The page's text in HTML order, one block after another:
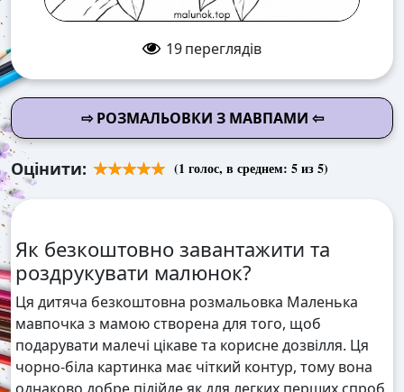
19переглядів
⇨ РОЗМАЛЬОВКИ З МАВПАМИ ⇦
Оцінити: (1 голос, в среднем: 5из 5)
Як безкоштовно завантажити та
роздрукувати малюнок?
Ця дитяча безкоштовна розмальовка Маленька
мавпочка з мамою створена для того, щоб
подарувати малечі цікаве та корисне дозвілля. Ця
чорно-біла картинка має чіткий контур, тому вона